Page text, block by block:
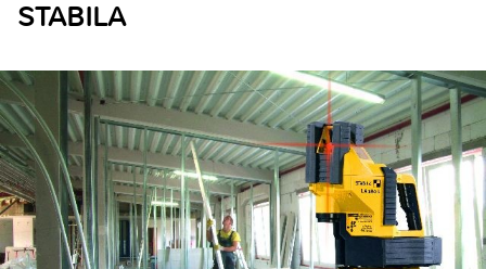
STABILA